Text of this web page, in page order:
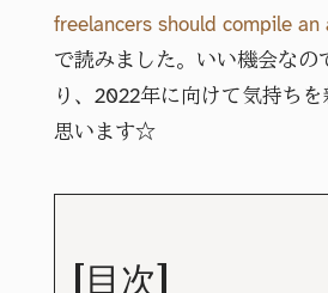
freelancers should compile an
で読みました。いい機会なの
り、2022年に向けて気持ち
思います☆
[目次]